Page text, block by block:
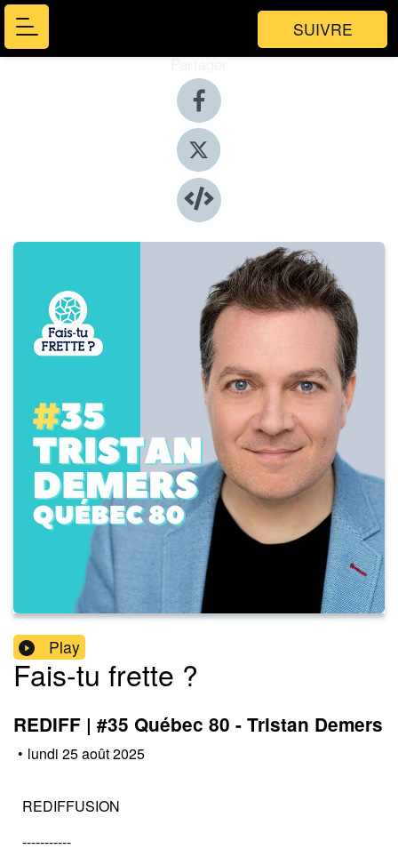
SUIVRE
Partager
Play
Fais-tu frette ?
REDIFF | #35 Québec 80 - Tristan Demers
• lundi 25 août 2025
REDIFFUSION
-----------